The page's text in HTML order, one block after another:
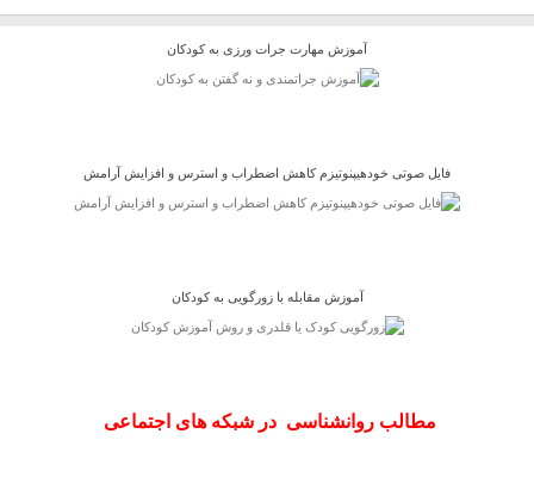
آموزش مقابله با زورگویی به کودکان
فایل صوتی خودهیپنوتیزم کاهش اضطراب و استرس و افزایش آرامش
آموزش مهارت جرات ورزی به کودکان
مطالب روانشناسی در شبکه های اجتماعی